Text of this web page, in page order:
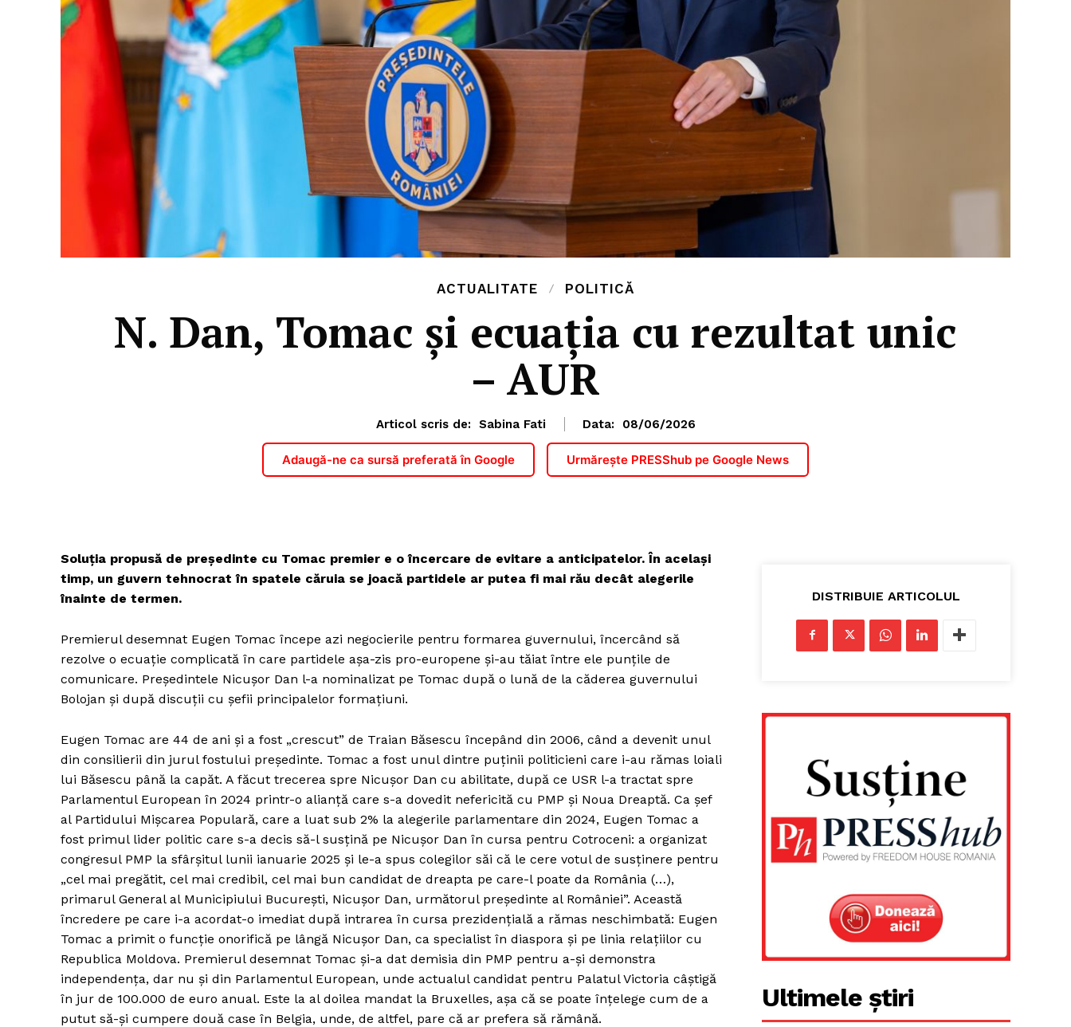
ACTUALITATE POLITICĂ
N. Dan, Tomac și ecuația cu rezultat unic
– AUR
Articol scris de: Sabina Fati Data: 08/06/2026
Adaugă-ne ca sursă preferată în Google Urmărește PRESShub pe Google News
Soluția propusă de președinte cu Tomac premier e o încercare de evitare a anticipatelor. În același
timp, un guvern tehnocrat în spatele căruia se joacă partidele ar putea fi mai rău decât alegerile
înainte de termen.
Premierul desemnat Eugen Tomac începe azi negocierile pentru formarea guvernului, încercând să
rezolve o ecuație complicată în care partidele așa-zis pro-europene și-au tăiat între ele punțile de
comunicare. Președintele Nicușor Dan l-a nominalizat pe Tomac după o lună de la căderea guvernului
Bolojan și după discuții cu șefii principalelor formațiuni.
Eugen Tomac are 44 de ani și a fost „crescut” de Traian Băsescu începând din 2006, când a devenit unul
din consilierii din jurul fostului președinte. Tomac a fost unul dintre puținii politicieni care i-au rămas loiali
lui Băsescu până la capăt. A făcut trecerea spre Nicușor Dan cu abilitate, după ce USR l-a tractat spre
Parlamentul European în 2024 printr-o alianță care s-a dovedit nefericită cu PMP și Noua Dreaptă. Ca șef
al Partidului Mișcarea Populară, care a luat sub 2% la alegerile parlamentare din 2024, Eugen Tomac a
fost primul lider politic care s-a decis să-l susțină pe Nicușor Dan în cursa pentru Cotroceni: a organizat
congresul PMP la sfârșitul lunii ianuarie 2025 și le-a spus colegilor săi că le cere votul de susținere pentru
„cel mai pregătit, cel mai credibil, cel mai bun candidat de dreapta pe care-l poate da România (…),
primarul General al Municipiului București, Nicușor Dan, următorul președinte al României”. Această
încredere pe care i-a acordat-o imediat după intrarea în cursa prezidențială a rămas neschimbată: Eugen
Tomac a primit o funcție onorifică pe lângă Nicușor Dan, ca specialist în diaspora și pe linia relațiilor cu
Republica Moldova. Premierul desemnat Tomac și-a dat demisia din PMP pentru a-și demonstra
independența, dar nu și din Parlamentul European, unde actualul candidat pentru Palatul Victoria câștigă
în jur de 100.000 de euro anual. Este la al doilea mandat la Bruxelles, așa că se poate înțelege cum de a
putut să-și cumpere două case în Belgia, unde, de altfel, pare că ar prefera să rămână.
DISTRIBUIE ARTICOLUL
Ultimele știri